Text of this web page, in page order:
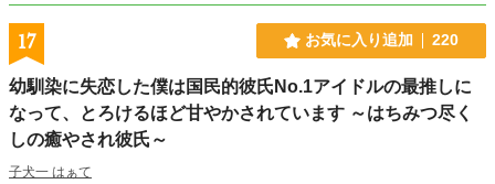
17 お気に入り追加 220
幼馴染に失恋した僕は国民的彼氏No.1アイドルの最推しに
なって、とろけるほど甘やかされています ～はちみつ尽く
しの癒やされ彼氏～
子犬一 はぁて